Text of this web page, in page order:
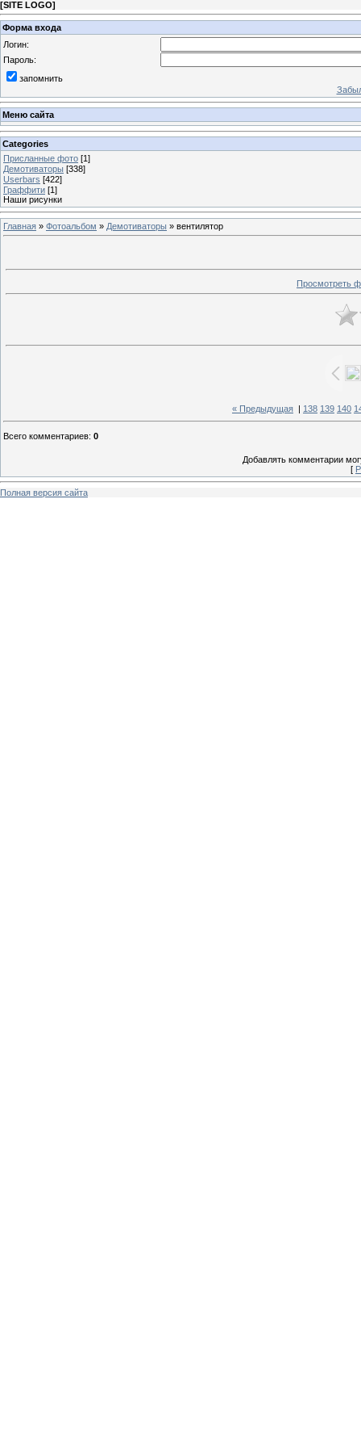
[SITE LOGO]
Форма входа
Логин:
Пароль:
запомнить
Меню сайта
Categories
Присланные фото [1]
Демотиваторы [338]
Userbars [422]
Граффити [1]
Наши рисунки
Главная » Фотоальбом » Демотиваторы » вентилятор
Просмотреть
« Предыдущая 138 139 140
Всего комментариев: 0
Добавлять комментарии
[
Полная версия сайта